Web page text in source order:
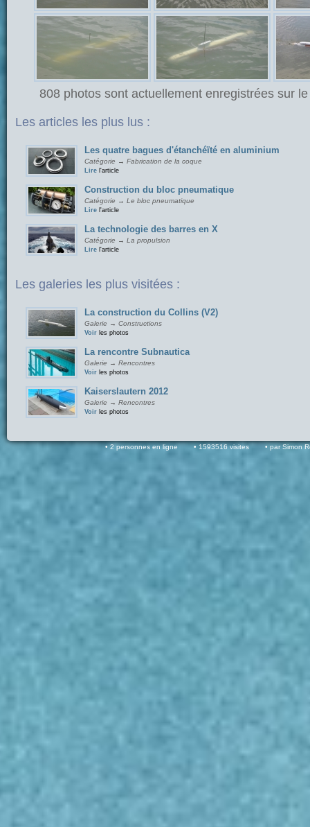
808 photos sont actuellement enregistrées sur
Les articles les plus lus :
Les quatre bagues d'étanchéïté en aluminium
Catégorie → Fabrication de la coque
Lire l'article
Construction du bloc pneumatique
Catégorie → Le bloc pneumatique
Lire l'article
La technologie des barres en X
Catégorie → La propulsion
Lire l'article
Les galeries les plus visitées :
La construction du Collins (V2)
Galerie → Constructions
Voir les photos
La rencontre Subnautica
Galerie → Rencontres
Voir les photos
Kaiserslautern 2012
Galerie → Rencontres
Voir les photos
2 personnes en ligne 1593516 visites par Simon